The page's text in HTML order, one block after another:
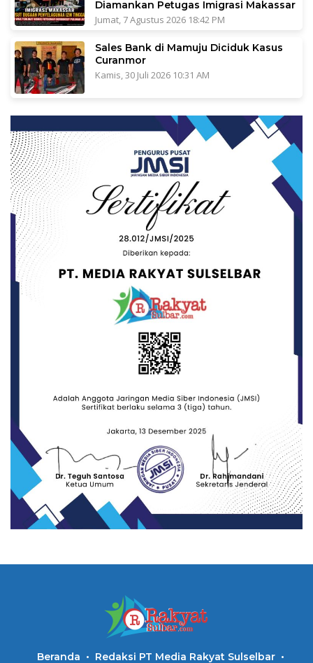
Diamankan Petugas Imigrasi Makassar
Jumat, 7 Agustus 2026 18:42 PM
Sales Bank di Mamuju Diciduk Kasus
Curanmor
Kamis, 30 Juli 2026 10:31 AM
Beranda Redaksi PT Media Rakyat Sulselbar